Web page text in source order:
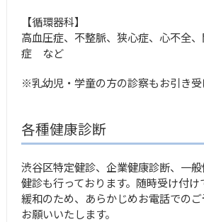
【循環器科】
高血圧症、不整脈、狭心症、心不全
症 など
※乳幼児・学童の方の診察もお引き受
各種健康診断
渋谷区特定健診、企業健康診断、一
健診も行っております。随時受け付
緩和のため、あらかじめお電話での
お願いいたします。